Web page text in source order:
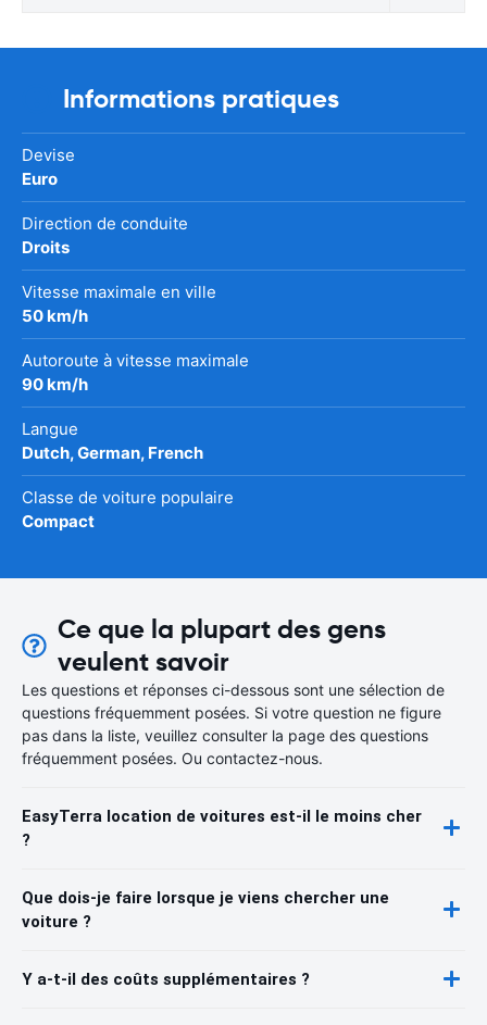
Informations pratiques
Devise
Euro
Direction de conduite
Droits
Vitesse maximale en ville
50 km/h
Autoroute à vitesse maximale
90 km/h
Langue
Dutch, German, French
Classe de voiture populaire
Compact
Ce que la plupart des gens
veulent savoir
Les questions et réponses ci-dessous sont une sélection de
questions fréquemment posées. Si votre question ne figure
pas dans la liste, veuillez consulter la page des questions
fréquemment posées. Ou contactez-nous.
EasyTerra location de voitures est-il le moins cher
?
Que dois-je faire lorsque je viens chercher une
voiture ?
Y a-t-il des coûts supplémentaires ?